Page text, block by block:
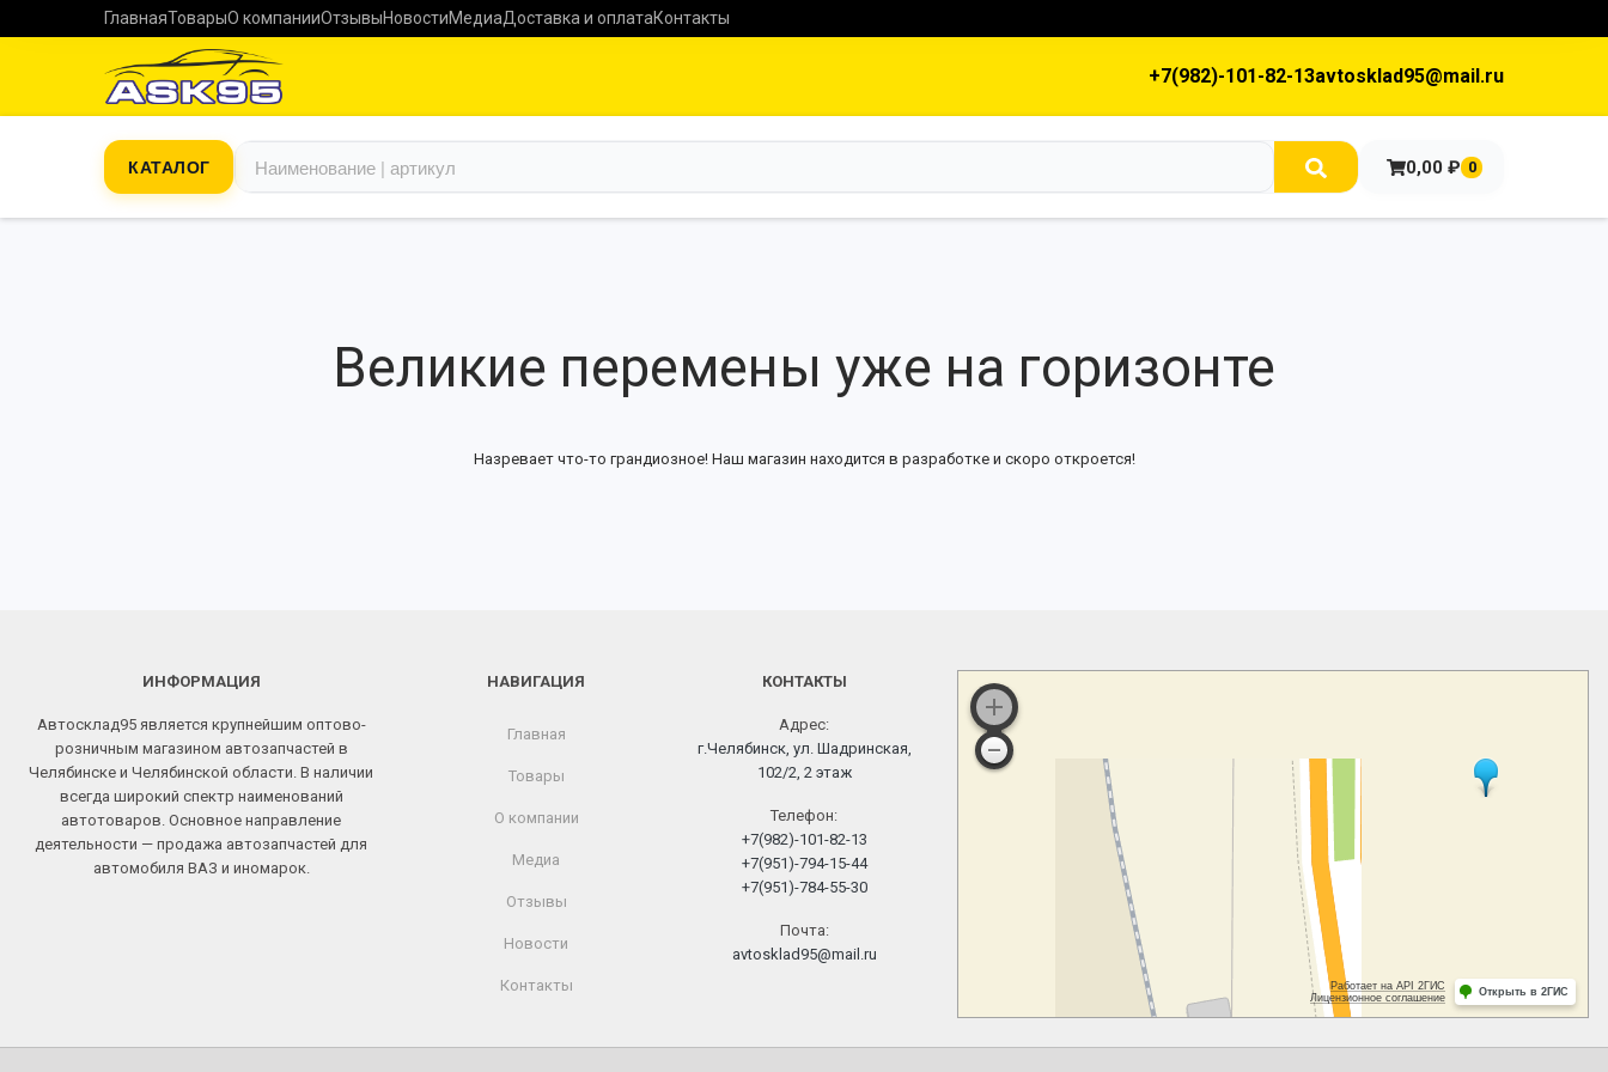
ГлавнаяТоварыО компанииОтзывыНовостиМедиаДоставка и оплатаКонтакты
+7(982)-101-82-13avtosklad95@mail.ru
КАТАЛОГ 0,00 ₽ 0
Великие перемены уже на горизонте
Назревает что-то грандиозное! Наш магазин находится в разработке и скоро откроется!
ИНФОРМАЦИЯ
Автосклад95 является крупнейшим оптово-
розничным магазином автозапчастей в
Челябинске и Челябинской области. В наличии
всегда широкий спектр наименований
автотоваров. Основное направление
деятельности — продажа автозапчастей для
автомобиля ВАЗ и иномарок.
НАВИГАЦИЯ
Главная
Товары
О компании
Медиа
Отзывы
Новости
Контакты
КОНТАКТЫ
Адрес:
г.Челябинск, ул. Шадринская,
102/2, 2 этаж
Телефон:
+7(982)-101-82-13
+7(951)-794-15-44
+7(951)-784-55-30
Почта:
avtosklad95@mail.ru